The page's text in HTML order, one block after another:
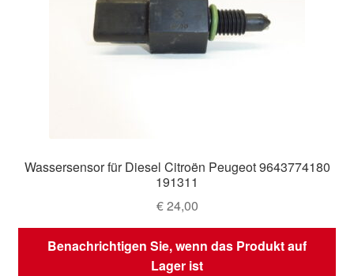
Wassersensor für Diesel Citroën Peugeot 9643774180
191311
€24,00
Benachrichtigen Sie, wenn das Produkt auf
Lager ist